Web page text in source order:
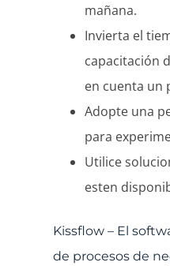
mañana.
Invierta el
capacitación
en cuenta un
Adopte una
para
Utilice
esten
Kissflow – El
de procesos de